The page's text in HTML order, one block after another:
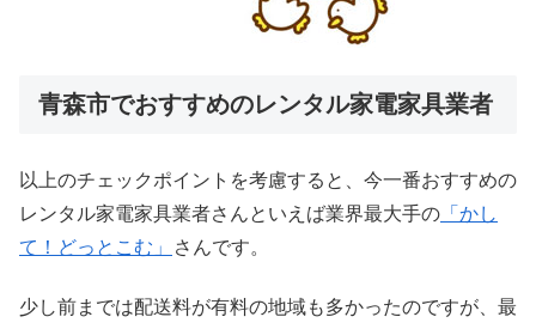
青森市でおすすめのレンタル家電家具業者
以上のチェックポイントを考慮すると、今一番おすすめの
レンタル家電家具業者さんといえば業界最大手の 「かし
て！どっとこむ」
さんです。
少し前までは配送料が有料の地域も多かったのですが、最